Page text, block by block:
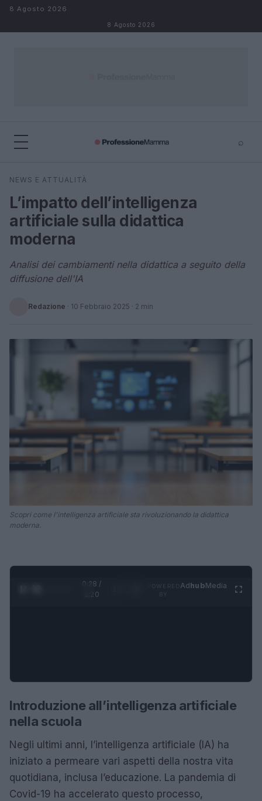
Salta al contenuto
8 Agosto 2026
8 Agosto 2026
⌕
Cerca
NEWS E ATTUALITÀ
L’impatto dell’intelligenza
artificiale sulla didattica
moderna
Analisi dei cambiamenti nella didattica a seguito della
diffusione dell'IA
Redazione · 10 Febbraio 2025 · 2 min
Scopri come l'intelligenza artificiale sta rivoluzionando la didattica
moderna.
0:28 /
1:20
AdhubMedia
Introduzione all’intelligenza artificiale
nella scuola
Negli ultimi anni, l’intelligenza artificiale (IA) ha
iniziato a permeare vari aspetti della nostra vita
quotidiana, inclusa l’educazione. La pandemia di
Covid-19 ha accelerato questo processo,